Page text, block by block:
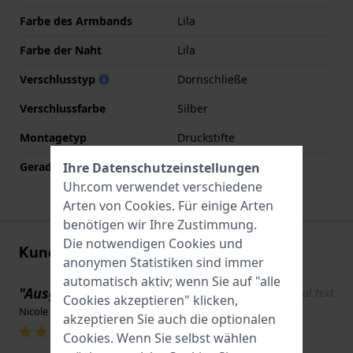
Farbe des Armbands
Lila
Farbe der Naht
Lila
Verschlusstyp
Dornschließe
Verschlussfarbe
Silber
Montagetyp
Druckstifte
Gerade Bandhalterung
Nein
Kundenbewertungen
"Ausgezeichnetes Material" Show original text
Nicole · 17. Juni 2022
Ihre Datenschutzeinstellungen
Uhr.com verwendet verschiedene
Arten von Cookies. Für einige Arten
benötigen wir Ihre Zustimmung.
Die notwendigen Cookies und
anonymen Statistiken sind immer
automatisch aktiv; wenn Sie auf "alle
Cookies akzeptieren" klicken,
akzeptieren Sie auch die optionalen
Cookies. Wenn Sie selbst wählen